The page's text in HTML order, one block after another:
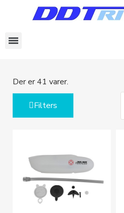
Der er 41 varer.
Filters